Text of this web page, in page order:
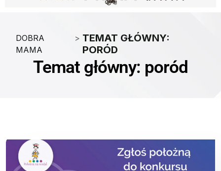
DOBRA
MAMA
> TEMAT GŁÓWNY:
PORÓD
Temat główny: poród